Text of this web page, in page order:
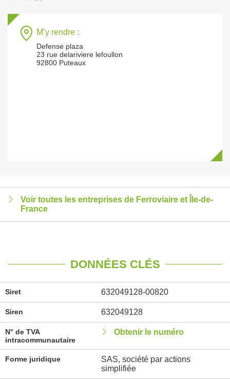
M’y rendre :
Defense plaza
23 rue delariviere lefoullon
92800 Puteaux
Voir toutes les entreprises de Ferroviaire et Île-de-
France
DONNÉES CLÉS
Siret 632049128-00820
Siren 632049128
N° de TVA
intracommunautaire
Obtenir le numéro
Forme juridique
SAS, société par actions
simplifiée